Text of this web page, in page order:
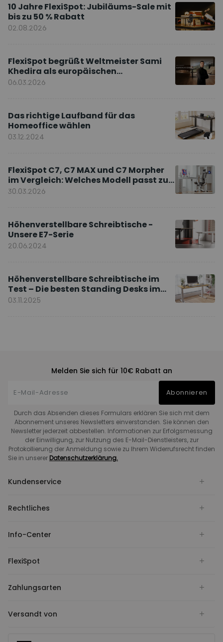
10 Jahre FlexiSpot: Jubiläums-Sale mit
bis zu 50 % Rabatt
02.08.2026
FlexiSpot begrüßt Weltmeister Sami
Khedira als europäischen
Markenbotschafter
06.03.2026
Das richtige Laufband für das
Homeoffice wählen
03.12.2024
FlexiSpot C7, C7 MAX und C7 Morpher
im Vergleich: Welches Modell passt zu
Ihnen?
30.03.2026
Höhenverstellbare Schreibtische -
Unsere E7-Serie
20.06.2024
Höhenverstellbare Schreibtische im
Test – Die besten Standing Desks im
Vergleich
03.11.2025
Melden Sie sich für 10€ Rabatt an
Abonnieren
Durch das Absenden dieses Formulars erklären Sie sich mit dem
Abonnement unseres Newsletters einverstanden. Sie können den
Newsletter jederzeit abbestellen. Informationen zur Erfolgsmessung
der Einwilligung, zur Nutzung des E-Mail-Dienstleisters, zur
Protokollierung der Anmeldung sowie zu Ihrem Widerrufsrecht finden
Sie in unserer Datenschutzerklärung.
Kundenservice
Rechtliches
Info-Center
FlexiSpot
Zahlungsarten
Versandt von